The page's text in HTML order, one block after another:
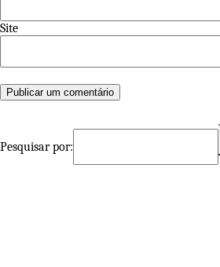
Site
Pesquisar por: